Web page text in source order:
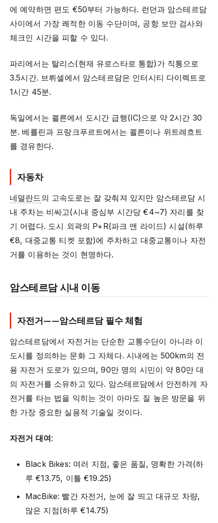
에 예약하면 편도 €50부터 가능하다. 런던과 암스테르담
사이에서 가장 쾌적한 이동 수단이며, 공항 보안 검사와
체크인 시간을 피할 수 있다.
파리에서는 탈리스(현재 유로스타로 통합)가 직통으로
3.5시간. 브뤼셀에서 암스테르담은 인터시티 다이렉트로
1시간 45분.
독일에서는 쾰른에서 도시간 급행(IC)으로 약 2시간 30
분. 베를린과 프랑크푸르트에서는 쾰른이나 위트레흐트
를 경유한다.
자동차
네덜란드의 고속도로는 잘 갖춰져 있지만 암스테르담 시
내 주차는 비싸고(시내 중심부 시간당 €4~7) 자리를 찾
기 어렵다. 도시 외곽의 P+R(파크 앤 라이드) 시설(하루
€8, 대중교통 티켓 포함)에 주차하고 대중교통이나 자전
거를 이용하는 것이 현명하다.
암스테르담 시내 이동
자전거——암스테르담 필수 체험
암스테르담에서 자전거는 단순한 교통수단이 아니라 이
도시를 정의하는 문화 그 자체다. 시내에는 500km의 전
용 자전거 도로가 있으며, 90만 명의 시민이 약 80만 대
의 자전거를 소유하고 있다. 암스테르담에서 안전하게 자
전거를 타는 법을 익히는 것이 아마도 질 높은 방문을 위
한 가장 중요한 실용적 기술일 것이다.
자전거 대여:
Black Bikes: 여러 지점, 좋은 품질, 명확한 가격(하
루 €13.75, 이틀 €19.25)
MacBike: 빨간 자전거, 눈에 잘 띄고 대규모 차량,
많은 지점(하루 €14.75)